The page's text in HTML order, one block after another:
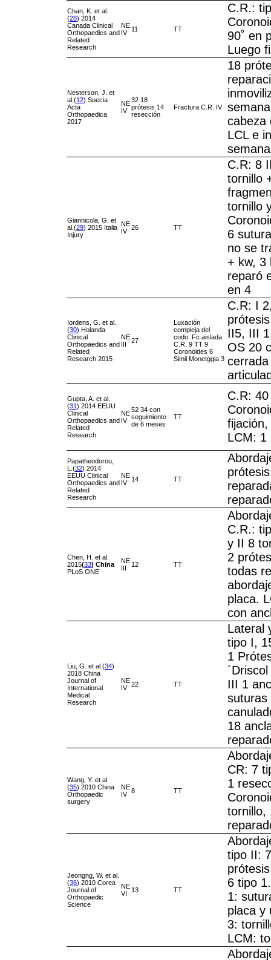
Chan, K. et al.
(28) 2014
Canada Clinical
Orthopaedics and
Related
Research
NE
IV
11 TT
C.R.:
90˚ en
Luego
Nesterson, J. et
al.(12) Suecia
Acta
Orthopaedica
2017
NE
IV
32 18
prótesis 14
resección
Fractura C.R. IV
18
cabeza
LCL e
Giannicola, G. et
al.(29) 2015 Italia
Injury
NE
IV 26 TT
C.R: 8
tornillo
tornillo
6
no se
+ kw, 3
reparó
en 4
Iordens, G. et al.
(30) Holanda
Clinical
Orthopaedics and
Related
Research 2015
NE
III
27
Luxación
compleja del
codo. Fc aislada
C.R. 9 TT 9
Coronoides 6
Simil Monetggia 3
C.R: I
II5, III
OS 20
Gupta, A. et al.
(31) 2014 EEUU
Clinical
Orthopaedics and
Related
Research
NE
IV
52 34 con
seguimiento
de 6 meses
TT
C.R:
LCM: 1
Papatheodorou,
L.(32) 2014
EEUU Clinical
Orthopaedics and
Related
Research
NE
IV
14 TT
Chen, H. et al.
2015(33) China
PLoS ONE
NE
III
12 TT
C.R.:
y II 8
2
todas
placa.
con
Liu, G. et al.(34)
2018 China
Journal of
International
Medical
Research
NE
IV 22 TT
Lateral
tipo I,
1
III 1
suturas
18
Wang, Y. et al.
(35) 2010 China
Orthopaedic
surgery
NE
IV 8 TT
CR: 7
1
tornillo,
Jeongng, W. et al.
(36) 2010 Corea
Journal of
Orthopaedic
Science
NE
VI
13 TT
tipo II:
6 tipo
1:
placa y
3:
LCM: